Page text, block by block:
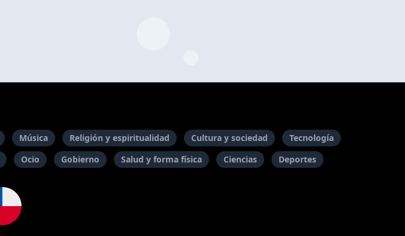
Música Religión y espiritualidad Cultura y sociedad
Tecnología
Ocio Gobierno Salud y forma física Ciencias Deportes